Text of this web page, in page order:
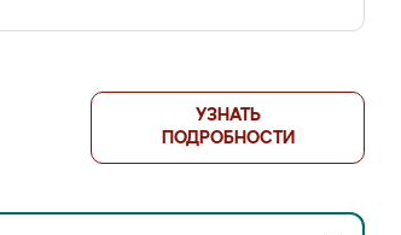
УЗНАТЬ
ПОДРОБНОСТИ